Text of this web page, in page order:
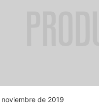
de 2019